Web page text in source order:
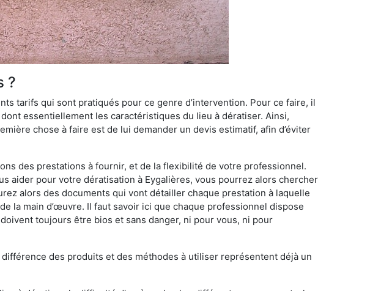
?
tarifs qui sont pratiqués pour ce genre d’intervention. Pour ce faire, il
essentiellement les caractéristiques du lieu à dératiser. Ainsi,
chose à faire est de lui demander un devis estimatif, afin d’éviter
des prestations à fournir, et de la flexibilité de votre professionnel.
aider pour votre dératisation à Eygalières, vous pourrez alors chercher
alors des documents qui vont détailler chaque prestation à laquelle
la main d’œuvre. Il faut savoir ici que chaque professionnel dispose
toujours être bios et sans danger, ni pour vous, ni pour
des produits et des méthodes à utiliser représentent déjà un